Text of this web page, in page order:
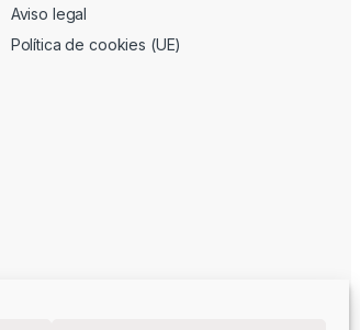
Aviso legal
Política de cookies (UE)